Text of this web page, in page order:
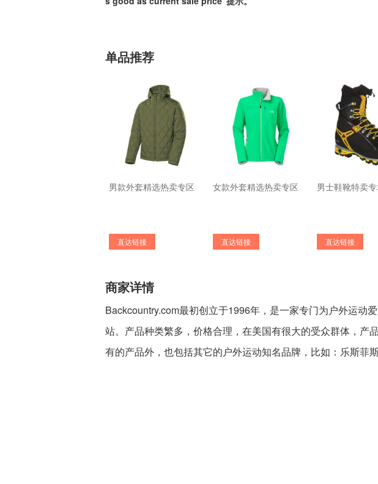
单品推荐
男款外套精选热卖专区
直达链接
女款外套精选热卖专区
直达链接
男士鞋靴特卖
直达链接
商家详情
Backcountry.com最初创立于1996年，是一家专门为户外运动
站。产品种类繁多，价格合理，在美国有很大的受众群体，产
有的产品外，也包括其它的户外运动知名品牌，比如：乐斯菲